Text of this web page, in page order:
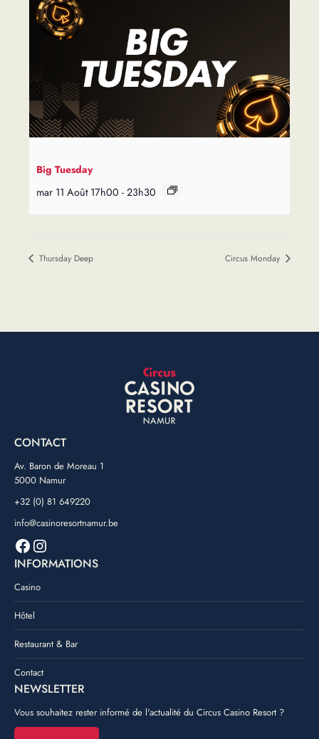
Big Tuesday
mar 11 Août 17h00 - 23h30
Thursday Deep Circus Monday
CONTACT
Av. Baron de Moreau 1
5000 Namur
+32 (0) 81 649220
info@casinoresortnamur.be
Facebook
Instagram
INFORMATIONS
Casino
Hôtel
Restaurant & Bar
Contact
NEWSLETTER
Vous souhaitez rester informé de l'actualité du Circus Casino Resort ?